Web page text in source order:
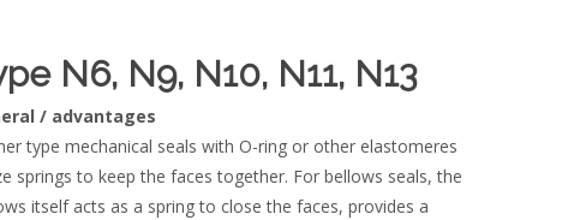
N6, N9, N10, N11, N13
/ advantages
type mechanical seals with O-ring or other elastomeres
springs to keep the faces together. For bellows seals, the
itself acts as a spring to close the faces, provides a